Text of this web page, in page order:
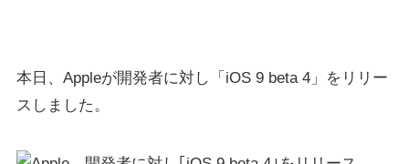
本日、Appleが開発者に対し「iOS 9 beta 4」をリリー
スしました。